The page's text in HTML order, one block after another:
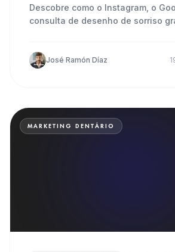
Descobre como o Instagram, o
consulta de desenho de sorriso
José Ramón Díaz
MARKETING DENTÁRIO